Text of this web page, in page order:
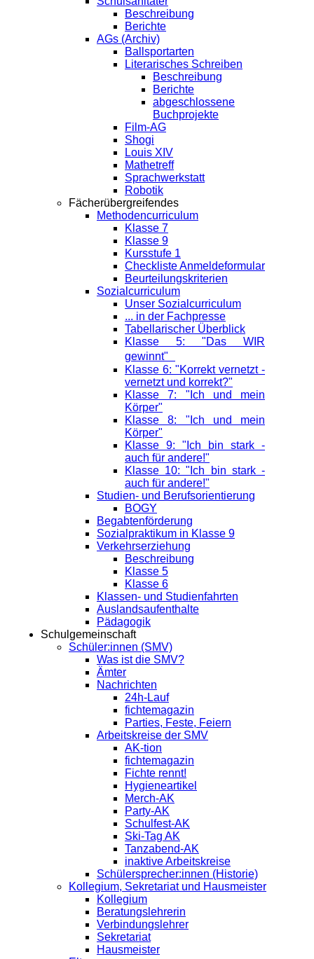
Beschreibung
Berichte
AGs (Archiv)
Ballsportarten
Literarisches Schreiben
Beschreibung
Berichte
abgeschlossene
Buchprojekte
Film-AG
Shogi
Louis XIV
Mathetreff
Sprachwerkstatt
Robotik
Fächerübergreifendes
Methodencurriculum
Klasse 7
Klasse 9
Kursstufe 1
Checkliste Anmeldeformular
Beurteilungskriterien
Sozialcurriculum
Unser Sozialcurriculum
... in der Fachpresse
Tabellarischer Überblick
Klasse 5: "Das WIR
gewinnt"
Klasse 6: "Korrekt vernetzt -
vernetzt und korrekt?"
Klasse 7: "Ich und mein
Körper"
Klasse 8: "Ich und mein
Körper"
Klasse 9: "Ich bin stark -
auch für andere!"
Klasse 10: "Ich bin stark -
auch für andere!"
Studien- und Berufsorientierung
BOGY
Begabtenförderung
Sozialpraktikum in Klasse 9
Verkehrserziehung
Beschreibung
Klasse 5
Klasse 6
Klassen- und Studienfahrten
Auslandsaufenthalte
Pädagogik
Schulgemeinschaft
Schüler:innen (SMV)
Was ist die SMV?
Ämter
Nachrichten
24h-Lauf
fichtemagazin
Parties, Feste, Feiern
Arbeitskreise der SMV
AK-tion
fichtemagazin
Fichte rennt!
Hygieneartikel
Merch-AK
Party-AK
Schulfest-AK
Ski-Tag AK
Tanzabend-AK
inaktive Arbeitskreise
Schülersprecher:innen (Historie)
Kollegium, Sekretariat und Hausmeister
Kollegium
Beratungslehrerin
Verbindungslehrer
Sekretariat
Hausmeister